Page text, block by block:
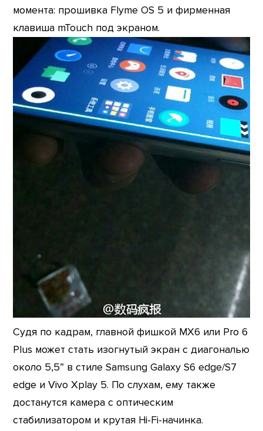
момента: прошивка Flyme OS 5 и фирменная
клавиша mTouch под экраном.
Судя по кадрам, главной фишкой MX6 или Pro 6
Plus может стать изогнутый экран с диагональю
около 5,5” в стиле Samsung Galaxy S6 edge/S7
edge и Vivo Xplay 5. По слухам, ему также
достанутся камера с оптическим
стабилизатором и крутая Hi-Fi-начинка.